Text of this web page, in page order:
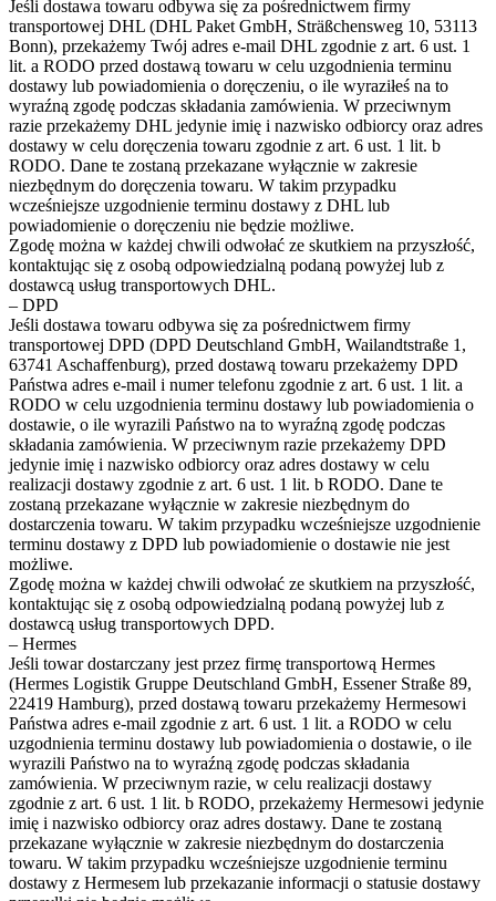
Jeśli dostawa towaru odbywa się za pośrednictwem firmy
transportowej DHL (DHL Paket GmbH, Sträßchensweg 10, 53113
Bonn), przekażemy Twój adres e-mail DHL zgodnie z art. 6 ust. 1
lit. a RODO przed dostawą towaru w celu uzgodnienia terminu
dostawy lub powiadomienia o doręczeniu, o ile wyraziłeś na to
wyraźną zgodę podczas składania zamówienia. W przeciwnym
razie przekażemy DHL jedynie imię i nazwisko odbiorcy oraz adres
dostawy w celu doręczenia towaru zgodnie z art. 6 ust. 1 lit. b
RODO. Dane te zostaną przekazane wyłącznie w zakresie
niezbędnym do doręczenia towaru. W takim przypadku
wcześniejsze uzgodnienie terminu dostawy z DHL lub
powiadomienie o doręczeniu nie będzie możliwe.
Zgodę można w każdej chwili odwołać ze skutkiem na przyszłość,
kontaktując się z osobą odpowiedzialną podaną powyżej lub z
dostawcą usług transportowych DHL.
– DPD
Jeśli dostawa towaru odbywa się za pośrednictwem firmy
transportowej DPD (DPD Deutschland GmbH, Wailandtstraße 1,
63741 Aschaffenburg), przed dostawą towaru przekażemy DPD
Państwa adres e-mail i numer telefonu zgodnie z art. 6 ust. 1 lit. a
RODO w celu uzgodnienia terminu dostawy lub powiadomienia o
dostawie, o ile wyrazili Państwo na to wyraźną zgodę podczas
składania zamówienia. W przeciwnym razie przekażemy DPD
jedynie imię i nazwisko odbiorcy oraz adres dostawy w celu
realizacji dostawy zgodnie z art. 6 ust. 1 lit. b RODO. Dane te
zostaną przekazane wyłącznie w zakresie niezbędnym do
dostarczenia towaru. W takim przypadku wcześniejsze uzgodnienie
terminu dostawy z DPD lub powiadomienie o dostawie nie jest
możliwe.
Zgodę można w każdej chwili odwołać ze skutkiem na przyszłość,
kontaktując się z osobą odpowiedzialną podaną powyżej lub z
dostawcą usług transportowych DPD.
– Hermes
Jeśli towar dostarczany jest przez firmę transportową Hermes
(Hermes Logistik Gruppe Deutschland GmbH, Essener Straße 89,
22419 Hamburg), przed dostawą towaru przekażemy Hermesowi
Państwa adres e-mail zgodnie z art. 6 ust. 1 lit. a RODO w celu
uzgodnienia terminu dostawy lub powiadomienia o dostawie, o ile
wyrazili Państwo na to wyraźną zgodę podczas składania
zamówienia. W przeciwnym razie, w celu realizacji dostawy
zgodnie z art. 6 ust. 1 lit. b RODO, przekażemy Hermesowi jedynie
imię i nazwisko odbiorcy oraz adres dostawy. Dane te zostaną
przekazane wyłącznie w zakresie niezbędnym do dostarczenia
towaru. W takim przypadku wcześniejsze uzgodnienie terminu
dostawy z Hermesem lub przekazanie informacji o statusie dostawy